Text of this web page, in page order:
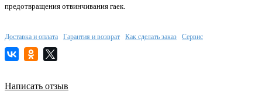
предотвращения отвинчивания гаек.
Доставка и оплата Гарантия и возврат Как сделать заказ Сервис
Написать отзыв